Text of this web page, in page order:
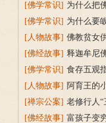
叫福田衣？
[佛学常识] 为什么把
为“宝”？
[佛学常识] 为什么要
三宝令身心安稳
[人物故事] 佛教贫女
示
[佛经故事] 释迦牟尼
双头鸟故事
[佛学常识] 食存五观
[人物故事] 阿育王的
持戒穿素服得宝珠
[禅宗公案] 老修行人“
故事
[佛经故事] 富孩子变